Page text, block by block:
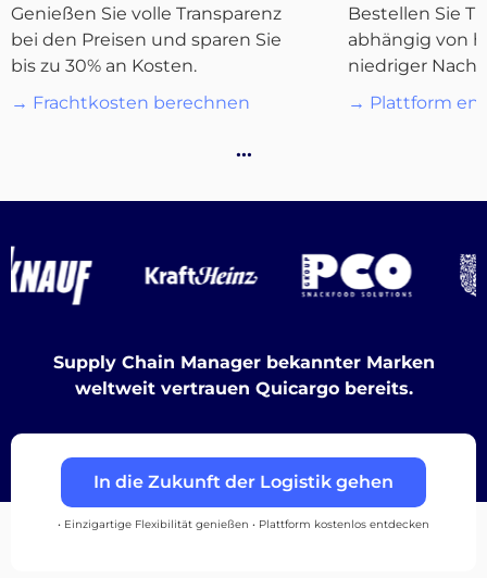
Über
Entdecken
Deutsch
Genießen Sie volle Transparenz
bei den Preisen und sparen Sie
bis zu 30% an Kosten.
→ Frachtkosten berechnen
Bestellen Sie
abhängig von
niedriger
→ Plattform
…
Supply Chain Manager bekannter Marken
weltweit vertrauen Quicargo bereits.
In die Zukunft der Logistik gehen
• Einzigartige Flexibilität genießen • Plattform kostenlos entdecken